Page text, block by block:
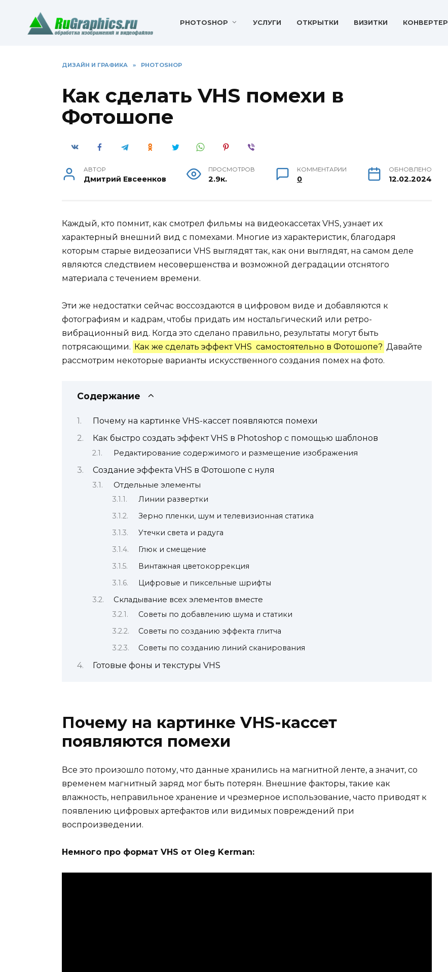
содержанию
PHOTOSHOP УСЛУГИ ОТКРЫТКИ ВИЗИТКИ КОНВЕРТЕР
ДИЗАЙН И ГРАФИКА » PHOTOSHOP
Как сделать VHS помехи в
Фотошопе
АВТОР
Дмитрий Евсеенков
ПРОСМОТРОВ
2.9к.
КОММЕНТАРИИ
0
ОБНОВЛЕНО
12.02.2024
Каждый, кто помнит, как смотрел фильмы на видеокассетах VHS, узнает их
характерный внешний вид с помехами. Многие из характеристик, благодаря
которым старые видеозаписи VHS выглядят так, как они выглядят, на самом деле
являются следствием несовершенства и возможной деградации отснятого
материала с течением времени.
Эти же недостатки сейчас воссоздаются в цифровом виде и добавляются к
фотографиям и кадрам, чтобы придать им ностальгический или ретро-
вибрационный вид. Когда это сделано правильно, результаты могут быть
потрясающими. Как же сделать эффект VHS самостоятельно в Фотошопе? Давайте
рассмотрим некоторые варианты искусственного создания помех на фото.
Содержание
Почему на картинке VHS-кассет появляются помехи
Как быстро создать эффект VHS в Photoshop с помощью шаблонов
Редактирование содержимого и размещение изображения
Создание эффекта VHS в Фотошопе с нуля
Отдельные элементы
Линии развертки
Зерно пленки, шум и телевизионная статика
Утечки света и радуга
Глюк и смещение
Винтажная цветокоррекция
Цифровые и пиксельные шрифты
Складывание всех элементов вместе
Советы по добавлению шума и статики
Советы по созданию эффекта глитча
Советы по созданию линий сканирования
Готовые фоны и текстуры VHS
Почему на картинке VHS-кассет
появляются помехи
Все это произошло потому, что данные хранились на магнитной ленте, а значит, со
временем магнитный заряд мог быть потерян. Внешние факторы, такие как
влажность, неправильное хранение и чрезмерное использование, часто приводят к
появлению цифровых артефактов или видимых повреждений при
воспроизведении.
Немного про формат VHS от Oleg Kerman: